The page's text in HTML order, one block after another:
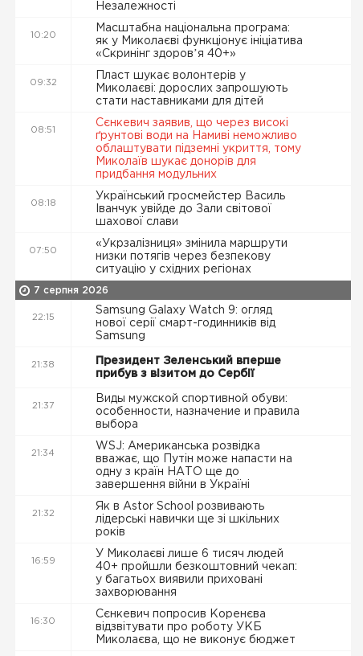
Незалежності
10:20
Масштабна національна програма:
як у Миколаєві функціонує ініціатива
«Скринінг здоровʼя 40+»
09:32
Пласт шукає волонтерів у
Миколаєві: дорослих запрошують
стати наставниками для дітей
08:51
Сєнкевич заявив, що через високі
ґрунтові води на Намиві неможливо
облаштувати підземні укриття, тому
Миколаїв шукає донорів для
придбання модульних
08:18
Український гросмейстер Василь
Іванчук увійде до Зали світової
шахової слави
07:50
«Укрзалізниця» змінила маршрути
низки потягів через безпекову
ситуацію у східних регіонах
7 серпня 2026
22:15
Samsung Galaxy Watch 9: огляд
нової серії смарт-годинників від
Samsung
21:38
Президент Зеленський вперше
прибув з візитом до Сербії
21:37
Виды мужской спортивной обуви:
особенности, назначение и правила
выбора
21:34
WSJ: Американська розвідка
вважає, що Путін може напасти на
одну з країн НАТО ще до
завершення війни в Україні
21:32
Як в Astor School розвивають
лідерські навички ще зі шкільних
років
16:59
У Миколаєві лише 6 тисяч людей
40+ пройшли безкоштовний чекап:
у багатьох виявили приховані
захворювання
16:30
Сєнкевич попросив Коренєва
відзвітувати про роботу УКБ
Миколаєва, що не виконує бюджет